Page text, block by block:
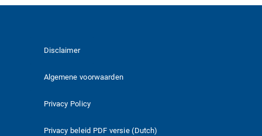
Disclaimer
Algemene voorwaarden
Privacy Policy
Privacy beleid PDF versie (Dutch)